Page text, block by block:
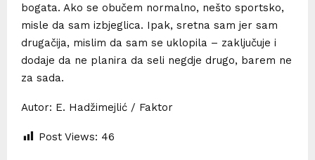
bogata. Ako se obučem normalno, nešto sportsko,
misle da sam izbjeglica. Ipak, sretna sam jer sam
drugačija, mislim da sam se uklopila – zaključuje i
dodaje da ne planira da seli negdje drugo, barem ne
za sada.
Autor: E. Hadžimejlić / Faktor
Post Views: 46